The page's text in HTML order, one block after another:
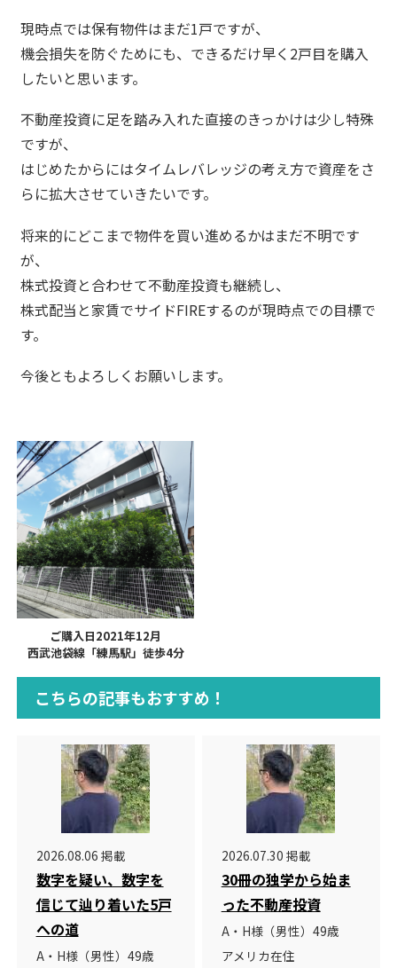
現時点では保有物件はまだ1戸ですが、
機会損失を防ぐためにも、できるだけ早く2戸目を購入
したいと思います。
不動産投資に足を踏み入れた直接のきっかけは少し特殊
ですが、
はじめたからにはタイムレバレッジの考え方で資産をさ
らに拡大させていきたいです。
将来的にどこまで物件を買い進めるかはまだ不明です
が、
株式投資と合わせて不動産投資も継続し、
株式配当と家賃でサイドFIREするのが現時点での目標で
す。
今後ともよろしくお願いします。
ご購入日2021年12月
西武池袋線「練馬駅」徒歩4分
こちらの記事もおすすめ！
2026.08.06 掲載
数字を疑い、数字を
信じて辿り着いた5戸
への道
A・H様（男性）49歳
2026.07.30 掲載
30冊の独学から始ま
った不動産投資
A・H様（男性）49歳
アメリカ在住